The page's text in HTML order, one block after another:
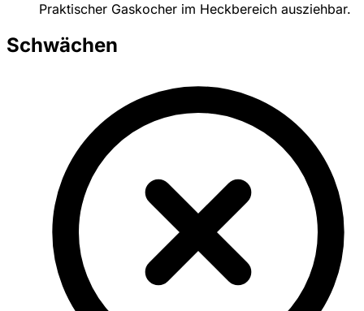
Praktischer Gaskocher im Heckbereich ausziehbar.
Schwächen